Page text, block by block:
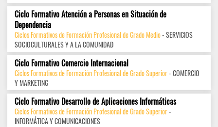
Ciclo Formativo Atención a Personas en Situación de
Dependencia
Ciclos Formativos de Formación Profesional de Grado Medio- SERVICIOS
SOCIOCULTURALES Y A LA COMUNIDAD
Ciclo Formativo Comercio Internacional
Ciclos Formativos de Formación Profesional de Grado Superior- COMERCIO
Y MARKETING
Ciclo Formativo Desarrollo de Aplicaciones Informáticas
Ciclos Formativos de Formación Profesional de Grado Superior-
INFORMÁTICA Y COMUNICACIONES